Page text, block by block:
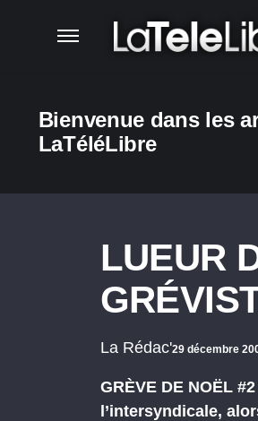
Bienvenue dans les
LaTéléLibre
LUEUR
La Rédac'29 décembre
GRÈVE DE NOËL
l’intersyndicale,